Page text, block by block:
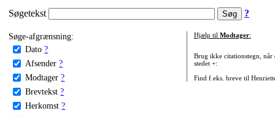
Søgetekst ?
Søge-afgrænsning:
Dato ?
Afsender ?
Modtager ?
Brevtekst ?
Herkomst ?
Hjælp til Modtager:
Brug ikke citationstegn, når
stedet +:
Find f.eks. breve til